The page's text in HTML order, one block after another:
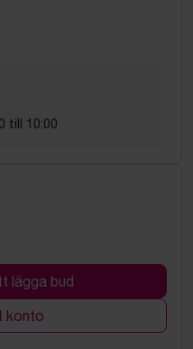
till 10:00
lägga bud
konto